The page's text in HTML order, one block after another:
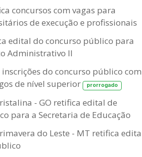
concursos com vagas para
de execução e profissionais
edital do concurso público para
Administrativo II
do concurso público com
de nível superior
prorrogado
- GO retifica edital de
para a Secretaria de Educação
do Leste - MT retifica